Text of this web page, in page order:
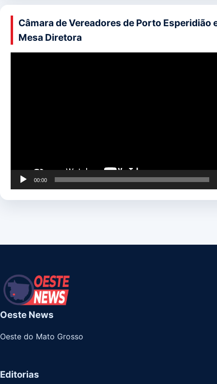
Câmara de Vereadores de Porto Esperidião
Mesa Diretora
00:00
Oeste News
Oeste do Mato Grosso
Editorias